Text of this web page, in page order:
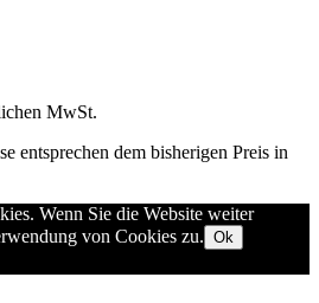
MwSt.
entsprechen dem bisherigen Preis in
Wenn Sie die Website weiter
von Cookies zu. Ok